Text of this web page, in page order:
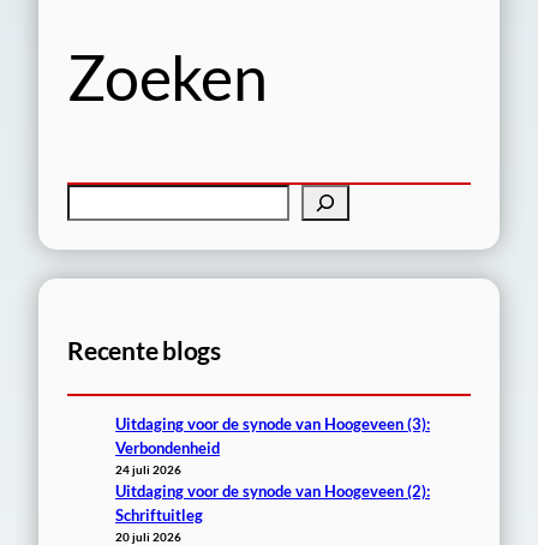
Zoeken
n
Recente blogs
Uitdaging voor de synode van Hoogeveen (3):
Verbondenheid
24 juli 2026
Uitdaging voor de synode van Hoogeveen (2):
Schriftuitleg
20 juli 2026